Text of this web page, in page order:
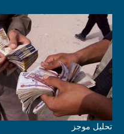
تحليل موجز